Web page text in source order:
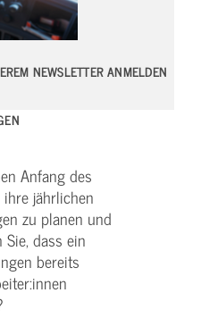
NEWSLETTER ANMELDEN
Anfang des
jährlichen
zu planen und
dass ein
bereits